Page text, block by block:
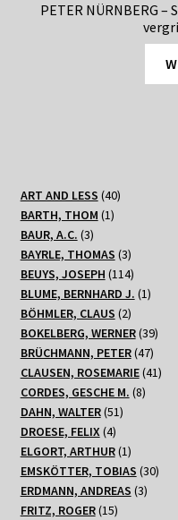
PETER NÜRNBERG –
ART AND LESS 4040
BARTH, THOM 11
BAUR, A.C. 33
Produkte
BAYRLE, THOMAS 33
Produkte
BEUYS, JOSEPH 114114
Produkte
BLUME, BERNHARD J. 11
BÖHMLER, CLAUS 22
Produkte
BOKELBERG, WERNER 3939
BRÜCHMANN, PETER 4747
CLAUSEN, ROSEMARIE 4141
CORDES, GESCHE M. 88
DAHN, WALTER 5151
DROESE, FELIX 44
Produkte
ELGORT, ARTHUR 11
Produkt
EMSKÖTTER, TOBIAS 3030
ERDMANN, ANDREAS 33
FRITZ, ROGER 1515